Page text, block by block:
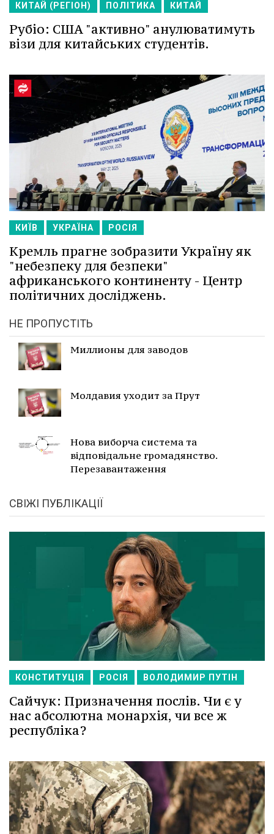
КИТАЙ (РЕГІОН) ПОЛІТИКА КИТАЙ
Рубіо: США "активно" анулюватимуть
візи для китайських студентів.
КИЇВ УКРАЇНА РОСІЯ
Кремль прагне зобразити Україну як
"небезпеку для безпеки"
африканського континенту - Центр
політичних досліджень.
НЕ ПРОПУСТІТЬ
Миллионы для заводов
Молдавия уходит за Прут
Нова виборча система та
відповідальне громадянство.
Перезавантаження
СВІЖІ ПУБЛІКАЦІЇ
КОНСТИТУЦІЯ РОСІЯ ВОЛОДИМИР ПУТІН
Сайчук: Призначення послів. Чи є у
нас абсолютна монархія, чи все ж
республіка?